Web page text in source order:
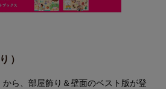
）
ら、部屋飾り＆壁面のベスト版が登